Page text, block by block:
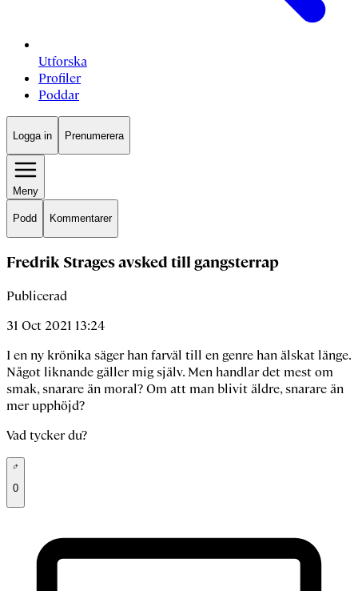
Utforska
Profiler
Poddar
Logga in Prenumerera
Meny
Podd Kommentarer
Fredrik Strages avsked till gangsterrap
Publicerad
31 Oct 2021 13:24
I en ny krönika säger han farväl till en genre han älskat länge.
Något liknande gäller mig själv. Men handlar det mest om
smak, snarare än moral? Om att man blivit äldre, snarare än
mer upphöjd?
Vad tycker du?
0